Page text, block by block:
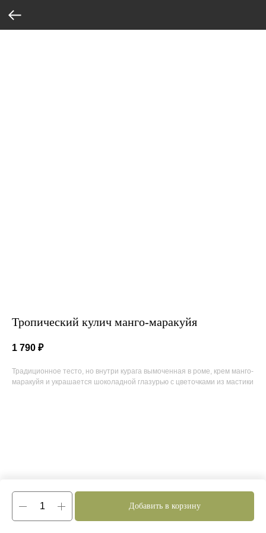
Тропический кулич манго-маракуйя
1 790 ₽
Добавить в корзину
Традиционное тесто, но внутри курага вымоченная в роме, крем манго-
маракуйя и украшается шоколадной глазурью с цветочками из мастики